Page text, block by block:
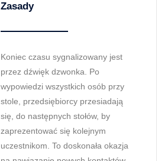
Zasady
Koniec czasu sygnalizowany jest
przez dźwięk dzwonka. Po
wypowiedzi wszystkich osób przy
stole, przedsiębiorcy przesiadają
się, do następnych stołów, by
zaprezentować się kolejnym
uczestnikom. To doskonała okazja